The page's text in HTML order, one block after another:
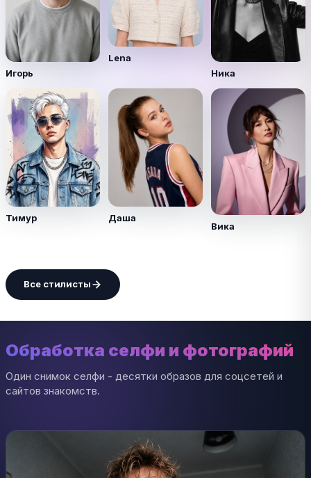
Игорь
Lena
Ника
Тимур Даша
Вика
Все стилисты
Обработка селфи и фотографий
Один снимок селфи - десятки образов для соцсетей и
сайтов знакомств.